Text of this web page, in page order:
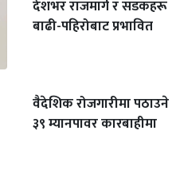
देशभर राजमार्ग र सडकहरू
बाढी-पहिरोबाट प्रभावित
वैदेशिक रोजगारीमा पठाउने
३९ म्यानपावर कारबाहीमा